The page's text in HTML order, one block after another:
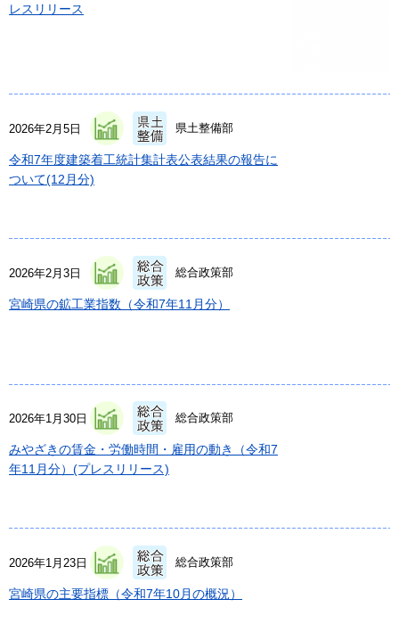
レスリリース
2026年2月5日 県土整備部
令和7年度建築着工統計集計表公表結果の報告に
ついて(12月分)
2026年2月3日 総合政策部
宮崎県の鉱工業指数（令和7年11月分）
2026年1月30日 総合政策部
みやざきの賃金・労働時間・雇用の動き（令和7
年11月分）(プレスリリース)
2026年1月23日 総合政策部
宮崎県の主要指標（令和7年10月の概況）